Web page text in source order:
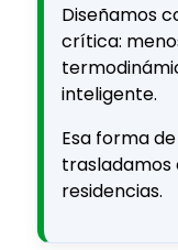
Diseñamos
crítica:
inteligente.
Esa forma
trasladamos
residencias.